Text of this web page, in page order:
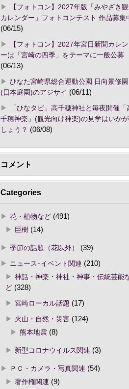
【フォトコン】2027年版「みやざき
カレンダー」フォトコンテスト 作品募集
(06/15)
【フォトコン】2027年宮日新聞カレ
ーは「宮崎の四季」をテーマに一般公募
(06/13)
ひなた宮崎県総合運動公園 日向景修園
(日本庭園)のアジサイ (06/11)
「ひなタビ」高千穂神社と毎夜開催「
千穂神楽」(観光向け神楽)の見学はいか
しょう？ (06/08)
コメント
Categories
花・植物など(491)
巨樹(14)
季節の話題（花以外）
(39)
ニュース･イベント関連 (210)
神話・神楽・神社・神事・伝統芸能
ど(328)
宮崎ローカル話題 (17)
火山・自然・災害(124)
熊本地震(8)
新型コロナウイルス関連 (3)
ＰＣ・カメラ・写真関連 (54)
著作権関連 (9)